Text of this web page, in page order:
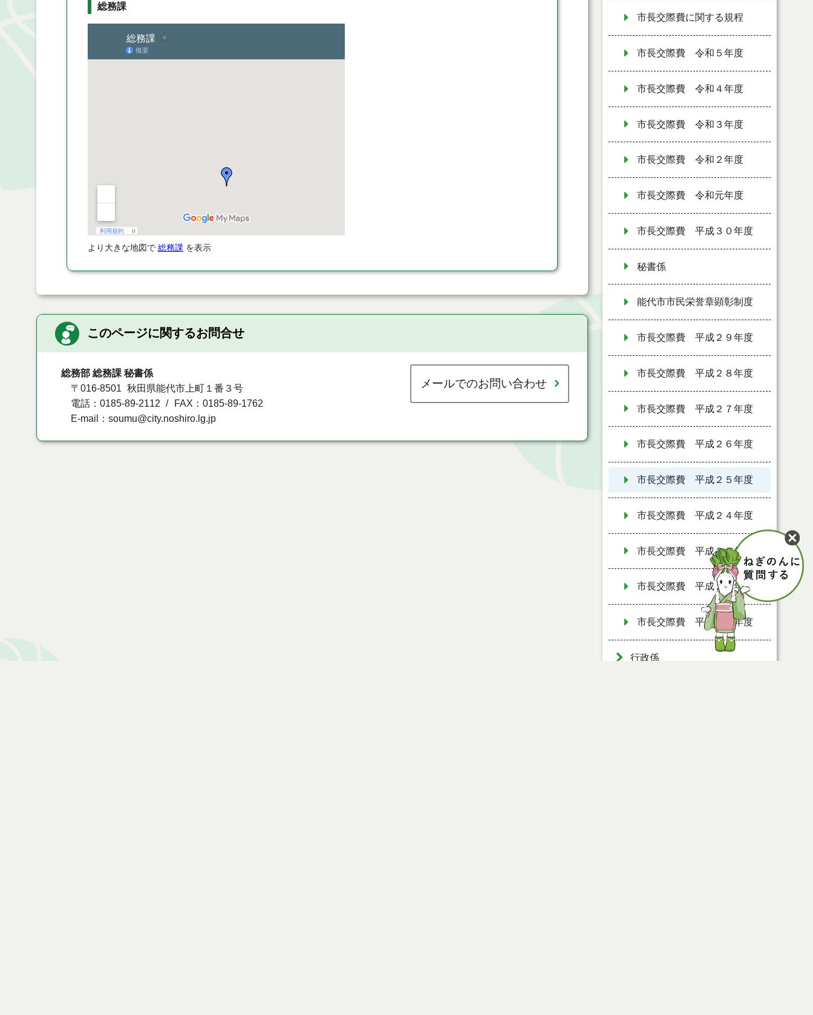
総務課
より大きな地図で 総務課 を表示
このページに関するお問合せ
総務部 総務課 秘書係
〒016-8501
秋田県能代市上町１番３号
電話：0185-89-2112
FAX：0185-89-1762
E-mail：soumu@city.noshiro.lg.jp
メールでのお問い合わせ
市長交際費に関する規程
市長交際費 令和５年度
市長交際費 令和４年度
市長交際費 令和３年度
市長交際費 令和２年度
市長交際費 令和元年度
市長交際費 平成３０年度
秘書係
能代市市民栄誉章顕彰制度
市長交際費 平成２９年度
市長交際費 平成２８年度
市長交際費 平成２７年度
市長交際費 平成２６年度
市長交際費 平成２５年度
市長交際費 平成２４年度
市長交際費 平成２３年度
市長交際費 平成２１年度
市長交際費 平成２２年度
行政係